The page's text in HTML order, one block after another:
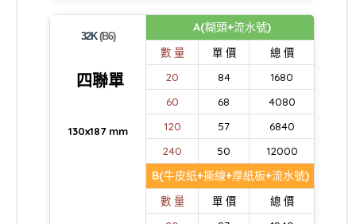
32K(B6)
四聯單
130x187 mm
A(糊頭+流水號)
數 量 單 價
總 價
20
84
1680
60
68
4080
120
57
6840
240
50 12000
B(牛皮紙+撕線+厚紙板+流水號)
數 量 單 價
總 價